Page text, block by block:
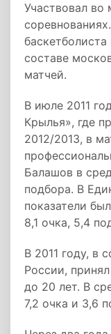
Участвовал во
баскетболиста
составе
матчей.
В июле 2011
Крылья», где
2012/2013, в
Балашов в
подбора. В
показатели
8,1 очка, 5,4
В 2011 году, в
России,
до 20 лет. В
7,2 очка и 3,6